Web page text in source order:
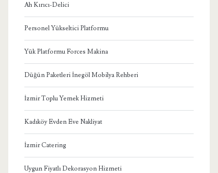
Ah Kırıcı-Delici
Personel Yükseltici Platformu
Yük Platformu Forces Makina
Düğün Paketleri İnegöl Mobilya Rehberi
İzmir Toplu Yemek Hizmeti
Kadıköy Evden Eve Nakliyat
İzmir Catering
Uygun Fiyatlı Dekorasyon Hizmeti